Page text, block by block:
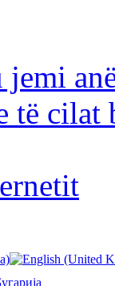
jemi
të cilat